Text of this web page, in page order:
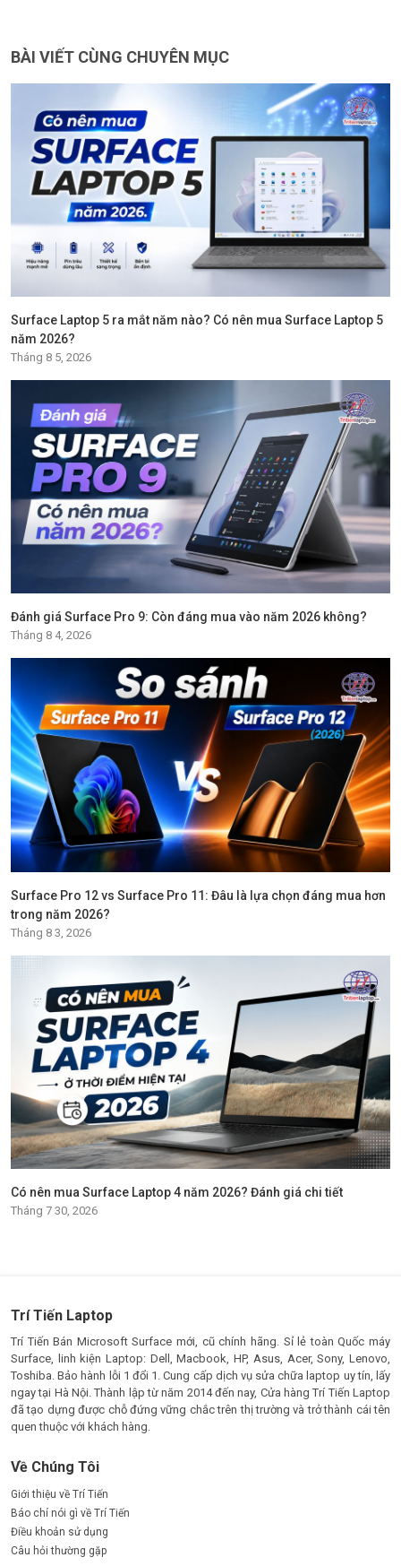
BÀI VIẾT CÙNG CHUYÊN MỤC
Surface Laptop 5 ra mắt năm nào? Có nên mua Surface Laptop 5
năm 2026?
Tháng 8 5, 2026
Đánh giá Surface Pro 9: Còn đáng mua vào năm 2026 không?
Tháng 8 4, 2026
Surface Pro 12 vs Surface Pro 11: Đâu là lựa chọn đáng mua hơn
trong năm 2026?
Tháng 8 3, 2026
Có nên mua Surface Laptop 4 năm 2026? Đánh giá chi tiết
Tháng 7 30, 2026
Trí Tiến Laptop
Trí Tiến Bán Microsoft Surface mới, cũ chính hãng. Sỉ lẻ toàn Quốc máy
Surface, linh kiện Laptop: Dell, Macbook, HP, Asus, Acer, Sony, Lenovo,
Toshiba. Bảo hành lỗi 1 đổi 1. Cung cấp dịch vụ sửa chữa laptop uy tín, lấy
ngay tại Hà Nội. Thành lập từ năm 2014 đến nay, Cửa hàng Trí Tiến Laptop
đã tạo dựng được chỗ đứng vững chắc trên thị trường và trở thành cái tên
quen thuộc với khách hàng.
Về Chúng Tôi
Giới thiệu về Trí Tiến
Báo chí nói gì về Trí Tiến
Điều khoản sử dụng
Câu hỏi thường gặp